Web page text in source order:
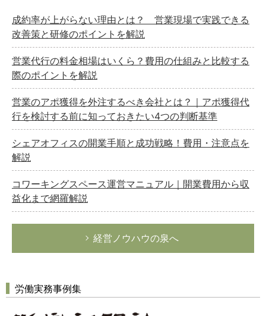
成約率が上がらない理由とは？ 営業現場で実践できる
改善策と研修のポイントを解説
営業代行の料金相場はいくら？費用の仕組みと比較する
際のポイントを解説
営業のアポ獲得を外注するべき会社とは？｜アポ獲得代
行を検討する前に知っておきたい4つの判断基準
シェアオフィスの開業手順と成功戦略！費用・注意点を
解説
コワーキングスペース運営マニュアル｜開業費用から収
益化まで網羅解説
経営ノウハウの泉へ
労働実務事例集